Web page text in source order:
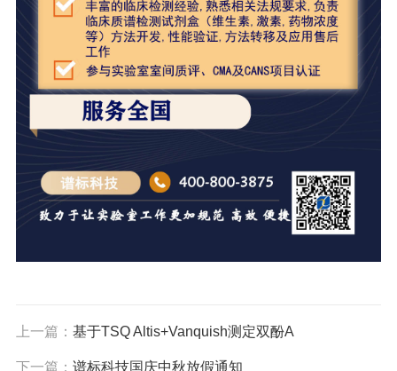
上一篇： 基于TSQ Altis+Vanquish测定双酚A
下一篇： 谱标科技国庆中秋放假通知